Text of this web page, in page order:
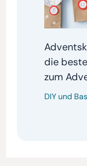
die
zum
DIY und